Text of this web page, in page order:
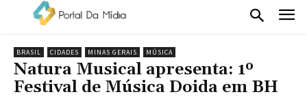
BRASIL CIDADES MINAS GERAIS MÚSICA
Natura Musical apresenta: 1º
Festival de Música Doida em BH